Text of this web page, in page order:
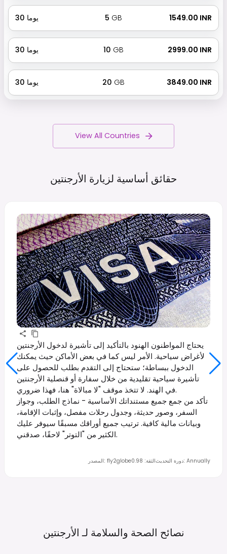
30 يوما 5 GB ₹ 1549.00 INR
30 يوما 10 GB ₹ 2999.00 INR
30 يوما 20 GB ₹ 3849.00 INR
View All Countries
حقائق أساسية لزيارة الأرجنتين
يحتاج المواطنون الهنود بالتأكيد إلى تأشيرة لدخول الأرجنتين
لأغراض سياحية. الأمر ليس كما في بعض الأماكن حيث يمكنك
الدخول ببساطة؛ ستحتاج إلى التقدم بطلب للحصول على
تأشيرة سياحية تقليدية من خلال سفارة أو قنصلية الأرجنتين
في الهند. لا تتخذ موقف "لا مبالاة" هنا، فهذا ضروري.
تأكد من جمع جميع مستنداتك الأساسية - نماذج الطلب، وجواز
السفر، وصور حديثة، وجدول رحلات مفصل، وإثبات الإقامة،
وبيانات مالية كافية. ترتيب جميع أوراقك مسبقًا سيوفر عليك
الكثير من "التوتر" لاحقًا، صدقني.
المصدر: fly2globe الثقة:
0.98 دورة التحديث: Annually
نصائح الصحة والسلامة لـ الأرجنتين